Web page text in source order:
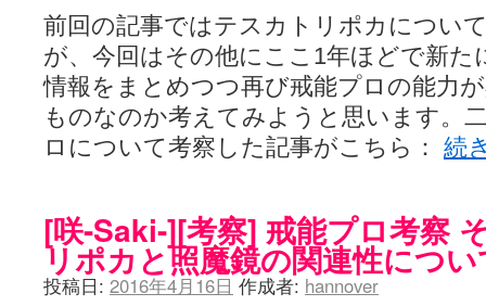
おっきするー咲ブログ / side-A VS side-B 野球対決 (10:30)
フリテンリーチで流して / 姫松高校についてのいくらかの考察 (09:03)
オレのぞん / 咲さんのお誕生日です （ギリギリ） (14:58)
飛鳥の巣 - 咲-Saki- / 咲キャラがギタリストだったら...【風越編】
遊び半分 / もうすぐ８月も終わり (16:03)
咲-Saki-ほんだし / 咲-Saki- 第128局 「涼風」 感想 (11:54)
咲-Saki-麻雀録 / 台風に強そうな咲キャラ (05:45)
妄言郷 / 咲-Saki- 第129局「契機」感想
咲-Saki-のてきとう考察 - 咲-Saki- / 記事紹介：書け麻に参加でさっ
嶺上かいほー - 咲-saki- / (7/1日分)dreamscapeが更新していました
アニメを見ながらダラダラと就活をする - 咲-saki- / はるたんイェイ
白い物置 / 咲-Saki- Best Album ～Anthology～を買いました
前回の記事ではテスカトリポカについ
が、今回はその他にここ1年ほどで新た
情報をまとめつつ再び戒能プロの能力
ものなのか考えてみようと思います。
ロについて考察した記事がこちら： 続
[咲-Saki-][考察] 戒能プロ考察
リポカと照魔鏡の関連性につ
投稿日: 2016年4月16日 作成者: hannover